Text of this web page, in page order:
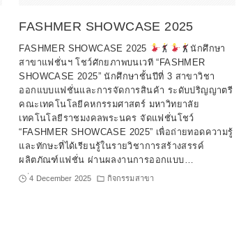
FASHMER SHOWCASE 2025
FASHMER SHOWCASE 2025
นักศึกษา
สาขาแฟชั่นฯ โชว์ศักยภาพบนเวที “FASHMER
SHOWCASE 2025” นักศึกษาชั้นปีที่ 3 สาขาวิชา
ออกแบบแฟชั่นและการจัดการสินค้า ระดับปริญญาตรี
คณะเทคโนโลยีคหกรรมศาสตร์ มหาวิทยาลัย
เทคโนโลยีราชมงคลพระนคร จัดแฟชั่นโชว์
“FASHMER SHOWCASE 2025” เพื่อถ่ายทอดความรู้
และทักษะที่ได้เรียนรู้ในรายวิชาการสร้างสรรค์
ผลิตภัณฑ์แฟชั่น ผ่านผลงานการออกแบบ…
่4 December 2025 กิจกรรมสาขา